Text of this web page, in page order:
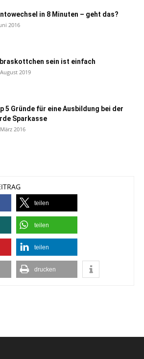
in 8 Minuten – geht das?
2016
sein ist einfach
2019
5 Gründe für eine Ausbildung bei der
Sparkasse
2016
teilen
teilen
teilen
drucken